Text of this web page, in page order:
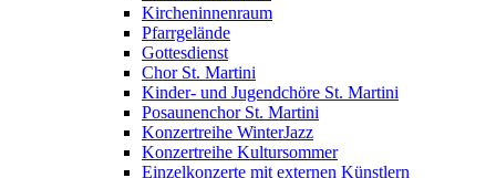
Kircheninnenraum
Pfarrgelände
Gottesdienst
Chor St. Martini
Kinder- und Jugendchöre St. Martini
Posaunenchor St. Martini
Konzertreihe WinterJazz
Konzertreihe Kultursommer
Einzelkonzerte mit externen Künstlern